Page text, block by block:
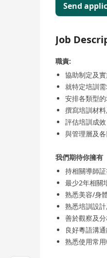
Send
Job
職責:
協助制定及
就特定培訓
安排各類型
撰寫培訓材
評估培訓成
與管理層及
我們期待你擁有
持相關導師
最少2年相關
熟悉美容/身
熟悉培訓設
善於觀察及
良好粵語溝
熟悉使用常